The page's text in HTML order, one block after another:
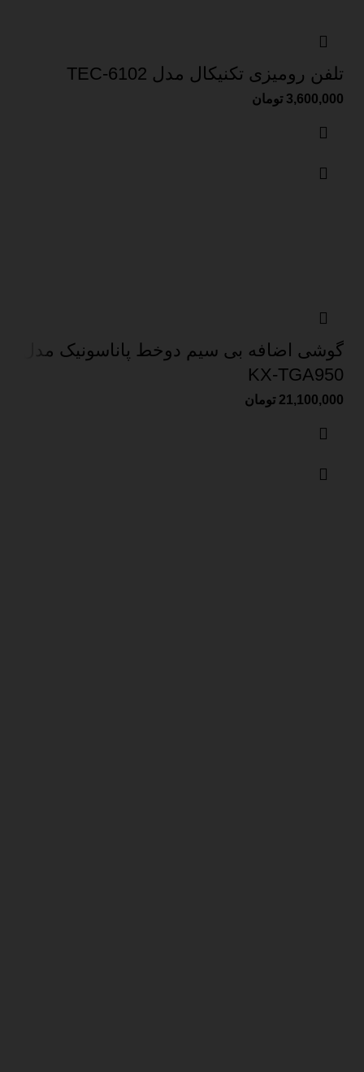
تلفن رومیزی تکنیکال مدل TEC-6102
3,600,000 تومان
گوشی اضافه بی سیم دوخط پاناسونیک مدل
KX-TGA950
21,100,000 تومان